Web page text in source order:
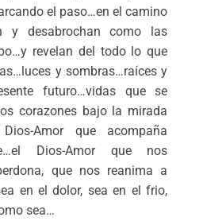
el paso…en el camino
y desabrochan como las
revelan del todo lo que
y sombras…raíces y
futuro…vidas que se
corazones bajo la mirada
Amor que acompaña
Dios-Amor que nos
que nos reanima a
en el dolor, sea en el frio,
sea…